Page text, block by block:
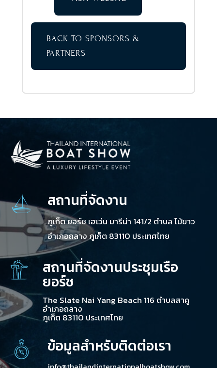
BACK TO SPONSORS &
PARTNERS
สถานที่จัดงาน
ภูเก็ต ยอร์ช เฮเว่น มารีน่า 141/2 ตำบล ไม้ขาว
อำเภอถลาง ภูเก็ต 83110 ประเทศไทย
สถานที่จัดงานประชุมเรือ
ยอร์ช
The Slate Nai Yang Beach 116 ตำบลสาคู
อำเภอถลาง
ภูเก็ต 83110 ประเทศไทย
ข้อมูลสำหรับติดต่อเรา